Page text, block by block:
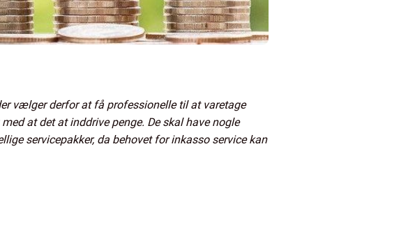
vælger derfor at få professionelle til at varetage
at det at inddrive penge. De skal have nogle
servicepakker, da behovet for inkasso service kan